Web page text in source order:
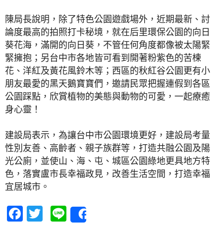
陳局長說明，除了特色公園遊戲場外，近期最新、討
論度最高的拍照打卡秘境，就在后里環保公園的向日
葵花海，滿開的向日葵，不管任何角度都像被太陽緊
緊擁抱；另台中市各地皆可看到開著粉紫色的苦楝
花、洋紅及黃花風鈴木等；西區的秋紅谷公園更有小
朋友最愛的黑天鵝寶寶們，邀請民眾把握連假到各區
公園踩點，欣賞植物的美態與動物的可愛，一起療癒
身心靈！
建設局表示，為讓台中市公園環境更好，建設局考量
性別友善、高齡者、親子族群等，打造共融公園及陽
光公廁，並使山、海、屯、城區公園綠地更具地方特
色，落實盧市長幸福政見，改善生活空間，打造幸福
宜居城市。
Facebook
Twitter
Line